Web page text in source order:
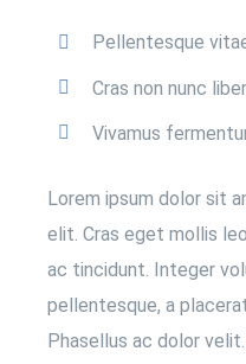
Pellentesque
Cras non nunc
Vivamus
Lorem ipsum dolor sit
elit. Cras eget mollis
ac tincidunt. Integer
pellentesque, a
Phasellus ac dolor